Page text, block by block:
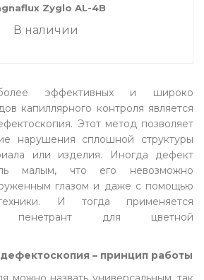
Zyglo AL-4B
В наличии
эффективных и широко
капиллярного контроля является
Этот метод позволяет
нарушения сплошной структуры
или изделия. Иногда дефект
малым, что его невозможно
глазом и даже с помощью
И тогда применяется
пенетрант для цветной
– принцип работы